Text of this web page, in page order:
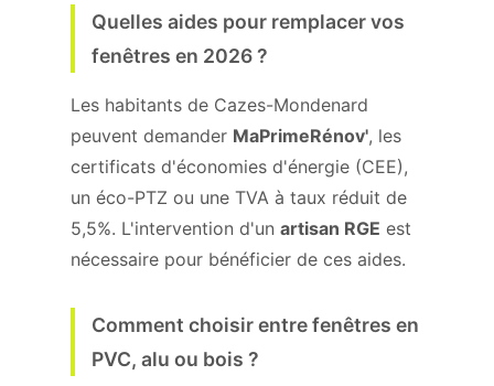
Quelles aides pour remplacer vos
fenêtres en 2026 ?
Les habitants de Cazes-Mondenard
peuvent demander MaPrimeRénov', les
certificats d'économies d'énergie (CEE),
un éco-PTZ ou une TVA à taux réduit de
5,5%. L'intervention d'un artisan RGE est
nécessaire pour bénéficier de ces aides.
Comment choisir entre fenêtres en
PVC, alu ou bois ?